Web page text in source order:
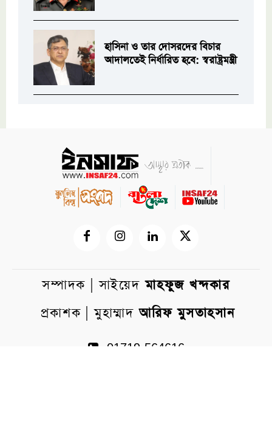
হাসিনা ও তার দোসরদের বিচার
আদালতেই নির্ধারিত হবে: স্বরাষ্ট্রমন্ত্রী
সম্পাদক | সাইয়েদমাহফুজ খন্দকার
প্রকাশক | মুহাম্মাদআরিফ মুসতাহসান
01719-564616